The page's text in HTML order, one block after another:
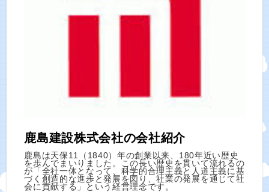
鹿島建設株式会社の会社紹介
鹿島は天保11（1840）年の創業以来、180年近い歴史
を歩んでまいりました。この長い歴史を貫いて流れるの
が「全社一体となって、科学的合理主義と人道主義に基
づく創造的な進歩と発展を図り、社業の発展を通じて社
会に貢献する」という経営理念です。